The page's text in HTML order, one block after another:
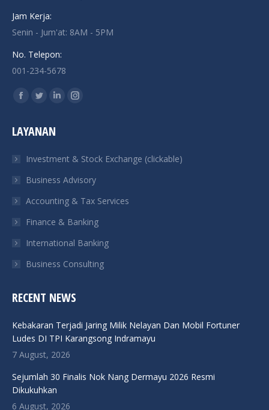
Jam Kerja:
Senin - Jum'at: 8AM - 5PM
No. Telepon:
001-234-5678
Find us on:
Facebook
opens
new
window
Twitter
opens
new
window
Linkedin
new
window
Instagram
new
window
LAYANAN
Investment & Stock Exchange (clickable)
Business Advisory
Accounting & Tax Services
Finance & Banking
International Banking
Business Consulting
RECENT NEWS
Kebakaran Terjadi Jaring Milik Nelayan Dan Mobil Fortuner
Ludes DI TPI Karangsong Indramayu
7 August, 2026
Sejumlah 30 Finalis Nok Nang Dermayu 2026 Resmi
Dikukuhkan
6 August, 2026